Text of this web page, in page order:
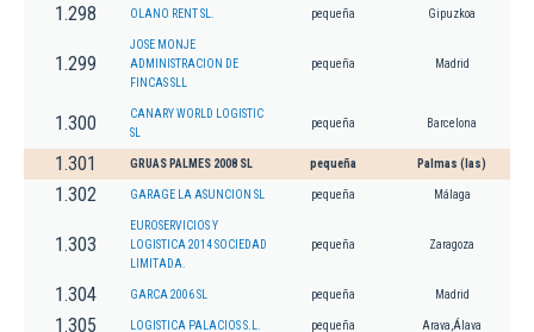
1.298 OLANO RENT SL. pequeña Gipuzkoa
1.299
JOSE MONJE
ADMINISTRACION DE
FINCAS SLL
pequeña Madrid
1.300
CANARY WORLD LOGISTIC
SL
pequeña Barcelona
1.301 GRUAS PALMES 2008 SL pequeña Palmas (las)
1.302 GARAGE LA ASUNCION SL pequeña Málaga
1.303
EUROSERVICIOS Y
LOGISTICA 2014 SOCIEDAD
LIMITADA.
pequeña Zaragoza
1.304 GARCA 2006 SL pequeña Madrid
1.305 LOGISTICA PALACIOS S.L. pequeña Arava,Álava